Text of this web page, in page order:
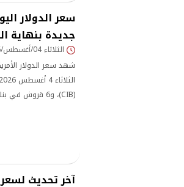
جديدة بنهاية
الثلاثاء 04/أغسطس/2026 - 04:31 م
شهد سعر الدولار
(CIB)، و6 قروش في بنك القاهرة